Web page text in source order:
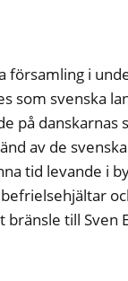
församling i
som svenska
på danskarnas
av de
tid levande i
till Sven